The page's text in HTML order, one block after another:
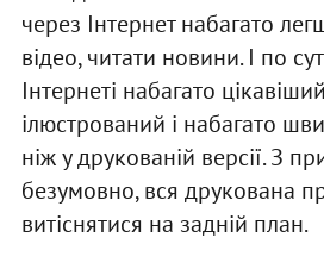
через Інтернет набагато
відео, читати новини. І по
Інтернеті набагато
ілюстрований і набагато
ніж у друкованій версії. З
безумовно, вся друкована
витіснятися на задній план.